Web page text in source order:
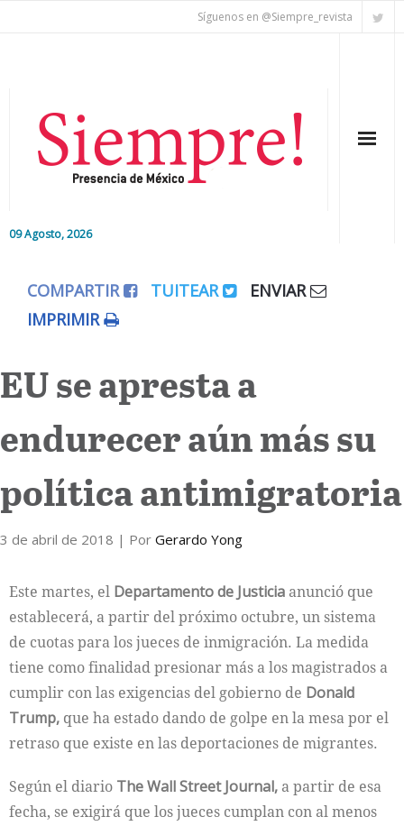
Síguenos en @Siempre_revista
09 Agosto, 2026
Editorial
Colaboradores
Internacional
Cultura
COMPARTIR TUITEAR
ENVIAR
IMPRIMIR
EU se apresta a
endurecer aún más su
política antimigratoria
3 de abril de 2018 | Por Gerardo Yong
Este martes, el Departamento de Justicia anunció que
establecerá, a partir del próximo octubre, un sistema
de cuotas para los jueces de inmigración. La medida
tiene como finalidad presionar más a los magistrados a
cumplir con las exigencias del gobierno de Donald
Trump, que ha estado dando de golpe en la mesa por el
retraso que existe en las deportaciones de migrantes.
Según el diario The Wall Street Journal, a partir de esa
fecha, se exigirá que los jueces cumplan con al menos